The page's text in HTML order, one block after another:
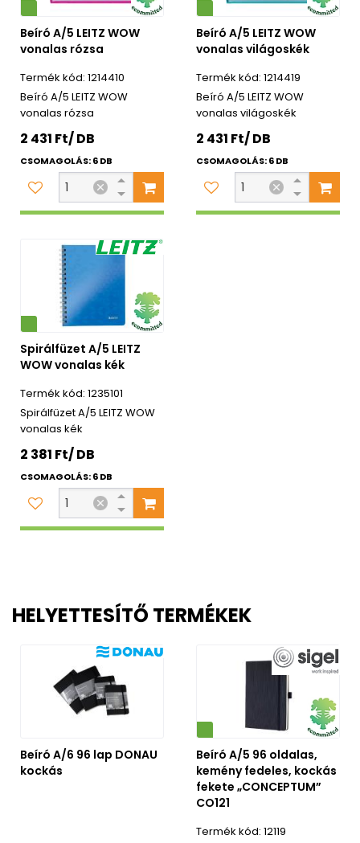
Beíró A/5 LEITZ WOW
vonalas rózsa
1214410
Beíró A/5 LEITZ WOW
vonalas rózsa
2 431 Ft/ DB
CSOMAGOLÁS: 6 DB
Környezetbarát
Beíró A/5 LEITZ WOW
vonalas világoskék
1214419
Beíró A/5 LEITZ WOW
vonalas világoskék
2 431 Ft/ DB
CSOMAGOLÁS: 6 DB
Spirálfüzet A/5 LEITZ
WOW vonalas kék
1235101
Spirálfüzet A/5 LEITZ WOW
vonalas kék
2 381 Ft/ DB
CSOMAGOLÁS: 6 DB
HELYETTESÍTŐ TERMÉKEK
Beíró A/6 96 lap DONAU
kockás
Beíró A/5 96 oldalas,
kemény fedeles, kockás
fekete „CONCEPTUM”
CO121
12119